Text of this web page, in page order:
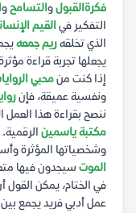
فكرةالقبولوالتسامحو
التفكير فيالقيم
الذي تخلقهريم جمعه
يجعلها تجربة قراءة
إذا كنت منمحبي
ونفسية عميقة، فإن
ننصح بقراءة هذا العمل
مكتبة ياسمين
وشخصياتها المؤثرة
الموت سيجدون فيها
في الختام، يمكن القول
عمل أدبي فريد يجمع